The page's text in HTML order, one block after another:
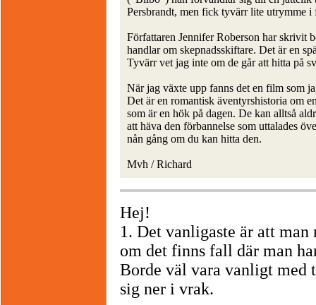
Persbrandt, men fick tyvärr lite utrymme i
Författaren Jennifer Roberson har skrivit
handlar om skepnadsskiftare. Det är en
Tyvärr vet jag inte om de går att hitta på
När jag växte upp fanns det en film som
Det är en romantisk äventyrshistoria om
som är en hök på dagen. De kan alltså
att häva den förbannelse som uttalades
nån gång om du kan hitta den.
Mvh / Richard
Hej!
1. Det vanligaste är att
om det finns fall där man
Borde väl vara vanligt med
sig ner i vrak.